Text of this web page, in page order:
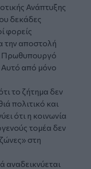
Ανάπτυξης
δεκάδες
φορείς
την αποστολή
Πρωθυπουργό
από μόνο
το ζήτημα δεν
πολιτικό και
ότι η κοινωνία
τομέα δεν
στη
αναδεικνύεται